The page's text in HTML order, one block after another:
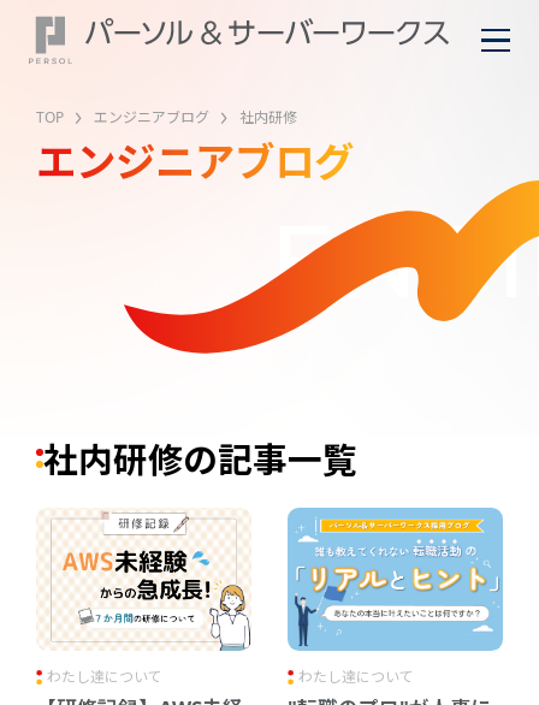
TOP エンジニアブログ 社内研修
エンジニアブログ
社内研修の記事一覧
わたし達について わたし達について